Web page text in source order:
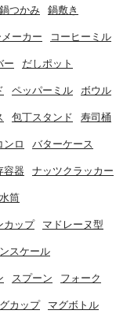
鍋つかみ 鍋敷き
ーカー コーヒーミル
ー だしポット
ペッパーミル ボウル
包丁スタンド 寿司桶
ンロ バターケース
容器 ナッツクラッカー
水筒
カップ マドレーヌ型
スケール
スプーン フォーク
カップ マグボトル